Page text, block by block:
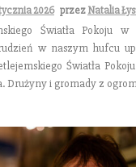
2026 przezNatalia
Światła Pokoju
w naszym hufcu
Światła
Drużyny i gromady z